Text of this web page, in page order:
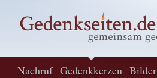
Nachruf Gedenkkerzen Bilder